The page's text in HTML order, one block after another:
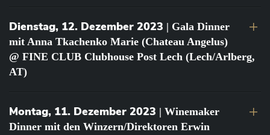
Dienstag, 12. Dezember 2023 | Gala Dinner
mit Anna Tkachenko Marie (Chateau Angelus)
@ FINE CLUB Clubhouse Post Lech (Lech/Arlberg,
AT)
Montag, 11. Dezember 2023 | Winemaker
Dinner mit den Winzern/Direktoren Erwin